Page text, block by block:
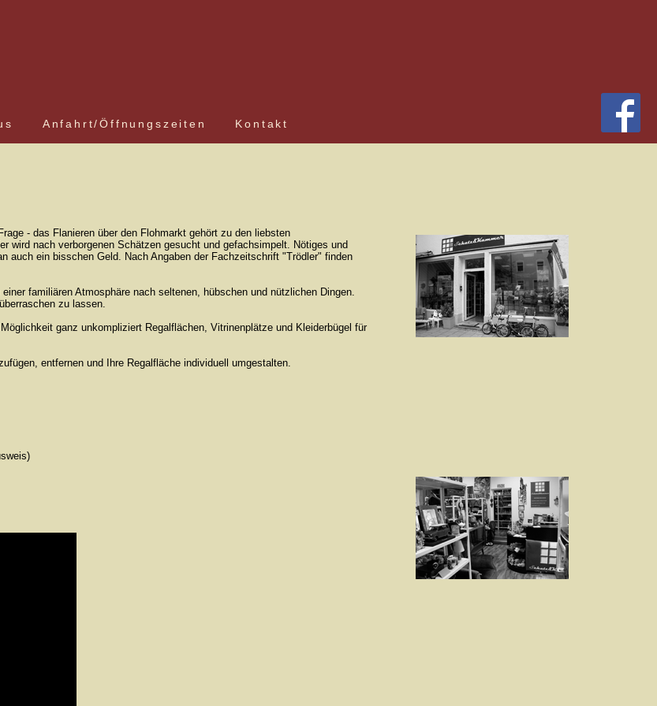
Anfahrt/Öffnungszeiten Kontakt
- das Flanieren über den Flohmarkt gehört zu den liebsten
wird nach verborgenen Schätzen gesucht und gefachsimpelt. Nötiges und
auch ein bisschen Geld. Nach Angaben der Fachzeitschrift "Trödler" finden
familiären Atmosphäre nach seltenen, hübschen und nützlichen Dingen.
zu lassen.
ganz unkompliziert Regalflächen, Vitrinenplätze und Kleiderbügel für
entfernen und Ihre Regalfläche individuell umgestalten.